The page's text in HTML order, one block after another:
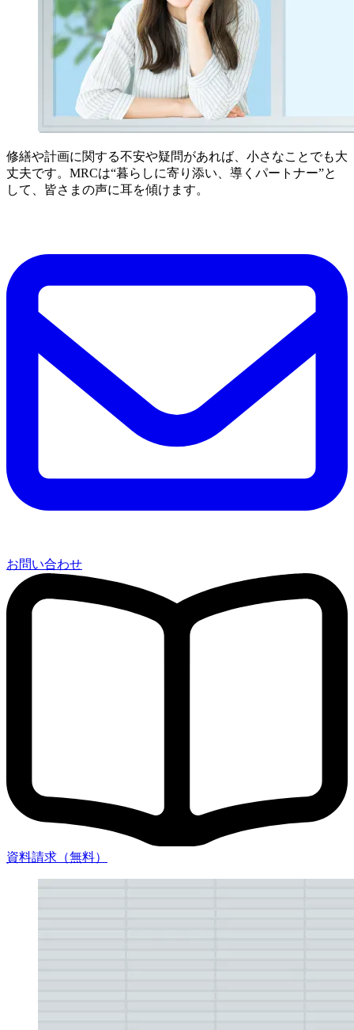
修繕や計画に関する不安や疑問があれば、小さなことでも大
丈夫です。MRCは“暮らしに寄り添い、導くパートナー”と
して、皆さまの声に耳を傾けます。
お問い合わせ
資料請求（無料）